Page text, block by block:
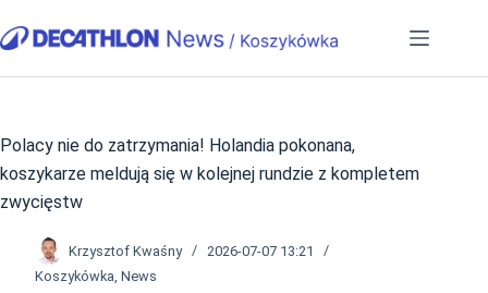
do
Polacy nie do zatrzymania! Holandia pokonana,
koszykarze meldują się w kolejnej rundzie z kompletem
zwycięstw
Krzysztof Kwaśny
2026-07-07 13:21
Koszykówka, News